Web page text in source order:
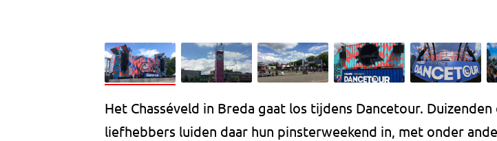
Het Chasséveld in Breda gaat los tijdens Dancetour. Duizenden
liefhebbers luiden daar hun pinsterweekend in, met onder